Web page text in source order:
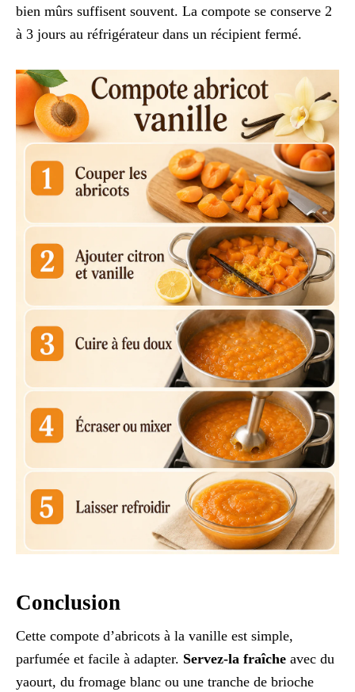
bien mûrs suffisent souvent. La compote se conserve 2
à 3 jours au réfrigérateur dans un récipient fermé.
Conclusion
Cette compote d’abricots à la vanille est simple,
parfumée et facile à adapter. Servez-la fraîche avec du
yaourt, du fromage blanc ou une tranche de brioche